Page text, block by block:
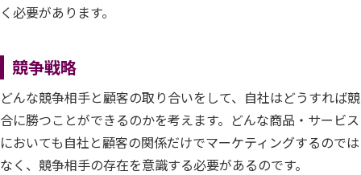
く必要があります。
競争戦略
どんな競争相手と顧客の取り合いをして、自社はどうすれば競
合に勝つことができるのかを考えます。どんな商品・サービス
においても自社と顧客の関係だけでマーケティングするのでは
なく、競争相手の存在を意識する必要があるのです。